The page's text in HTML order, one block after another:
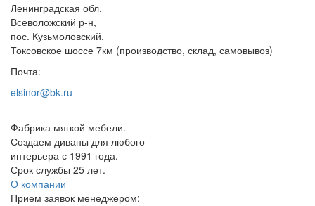
Ленинградская обл.
Всеволожский р-н,
пос. Кузьмоловский,
Токсовское шоссе 7км (производство, склад, самовывоз)
Почта:
elsinor@bk.ru
Фабрика мягкой мебели.
Создаем диваны для любого
интерьера с 1991 года.
Срок службы 25 лет.
О компании
Прием заявок менеджером: